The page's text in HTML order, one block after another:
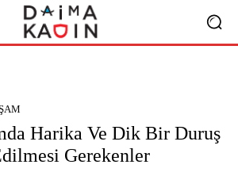
Harika Ve Dik Bir Duruş
Gerekenler